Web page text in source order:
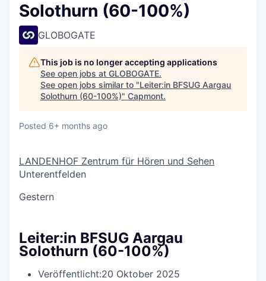
Solothurn (60-100%)
GLOBOGATE
This job is no longer accepting applications
See open jobs at GLOBOGATE.
See open jobs similar to "Leiter:in BFSUG Aargau
Solothurn (60-100%)" Capmont.
Posted 6+ months ago
LANDENHOF Zentrum für Hören und Sehen
Unterentfelden
Gestern
Leiter:in BFSUG Aargau
Solothurn (60-100%)
Veröffentlicht:20 Oktober 2025